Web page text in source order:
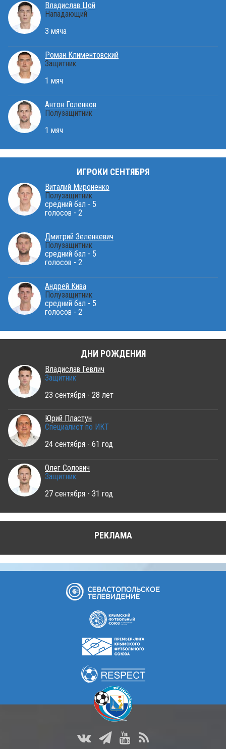
Владислав Цой
Нападающий
3 мяча
Роман Климентовский
Защитник
1 мяч
Антон Голенков
Полузащитник
1 мяч
ИГРОКИ СЕНТЯБРЯ
Виталий Мироненко
Полузащитник
средний бал - 5
голосов - 2
Дмитрий Зеленкевич
Полузащитник
средний бал - 5
голосов - 2
Андрей Кива
Полузащитник
средний бал - 5
голосов - 2
ДНИ РОЖДЕНИЯ
Владислав Гевлич
Защитник
23 сентября - 28 лет
Юрий Пластун
Специалист по ИКТ
24 сентября - 61 год
Олег Солович
Защитник
27 сентября - 31 год
РЕКЛАМА